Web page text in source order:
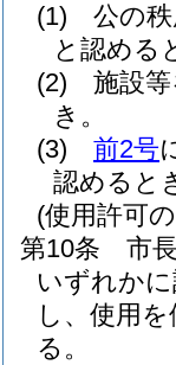
(1)
公の
と認める
(2)
施設
き。
(3)
前2号
認めると
(使用許可
第10条
市
いずれか
し、使用
る。